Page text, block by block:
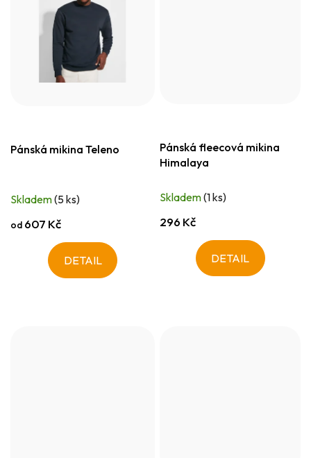
Pánská mikina Teleno
Skladem(5 ks)
od 607 Kč
DETAIL
Pánská fleecová mikina
Himalaya
Skladem(1 ks)
296 Kč
DETAIL